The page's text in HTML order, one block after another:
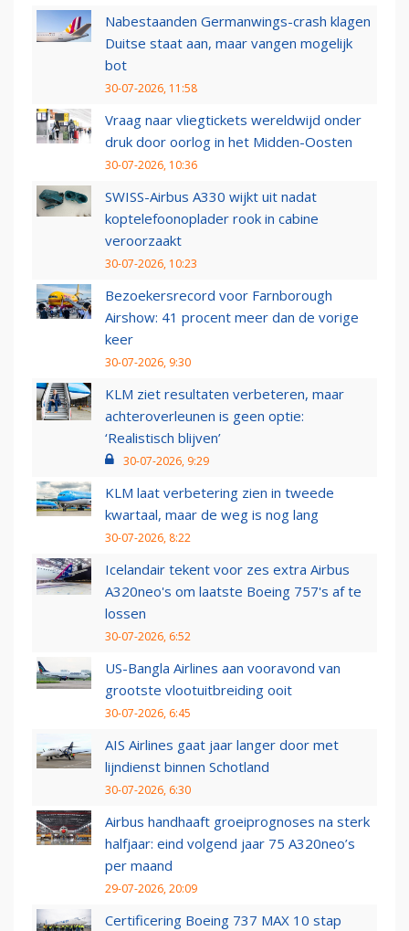
Nabestaanden Germanwings-crash klagen
Duitse staat aan, maar vangen mogelijk
bot
30-07-2026, 11:58
Vraag naar vliegtickets wereldwijd onder
druk door oorlog in het Midden-Oosten
30-07-2026, 10:36
SWISS-Airbus A330 wijkt uit nadat
koptelefoonoplader rook in cabine
veroorzaakt
30-07-2026, 10:23
Bezoekersrecord voor Farnborough
Airshow: 41 procent meer dan de vorige
keer
30-07-2026, 9:30
KLM ziet resultaten verbeteren, maar
achteroverleunen is geen optie:
‘Realistisch blijven’
30-07-2026, 9:29
KLM laat verbetering zien in tweede
kwartaal, maar de weg is nog lang
30-07-2026, 8:22
Icelandair tekent voor zes extra Airbus
A320neo's om laatste Boeing 757's af te
lossen
30-07-2026, 6:52
US-Bangla Airlines aan vooravond van
grootste vlootuitbreiding ooit
30-07-2026, 6:45
AIS Airlines gaat jaar langer door met
lijndienst binnen Schotland
30-07-2026, 6:30
Airbus handhaaft groeiprognoses na sterk
halfjaar: eind volgend jaar 75 A320neo’s
per maand
29-07-2026, 20:09
Certificering Boeing 737 MAX 10 stap